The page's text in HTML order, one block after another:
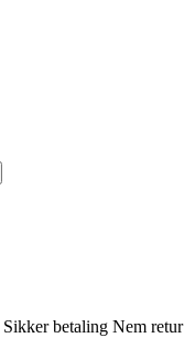
Sikker betaling Nem retur